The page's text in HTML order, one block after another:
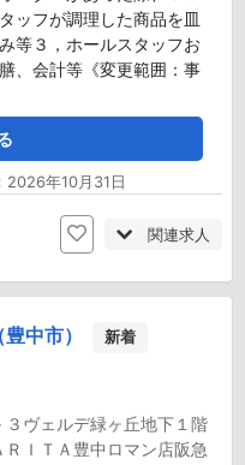
ッフが調理した商品を皿
等３，ホールスタッフお
、会計等《変更範囲：事
年10月31日
関連求人
中市） 新着
ヴェルデ緑ヶ丘地下１階
ＩＴＡ豊中ロマン店阪急